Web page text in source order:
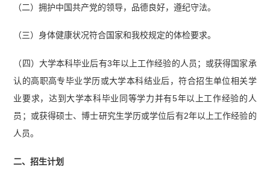
（二）拥护中国共产党的领导，品德良好，遵纪守法。
（三）身体健康状况符合国家和我校规定的体检要求。
（四）大学本科毕业后有3年以上工作经验的人员；或获得国家承
认的高职高专毕业学历或大学本科结业后，符合招生单位相关学
业要求，达到大学本科毕业同等学力并有5年以上工作经验的人
员；或获得硕士、博士研究生学历或学位后有2年以上工作经验的
人员。
二、招生计划